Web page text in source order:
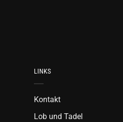
LINKS
Kontakt
Lob und Tadel